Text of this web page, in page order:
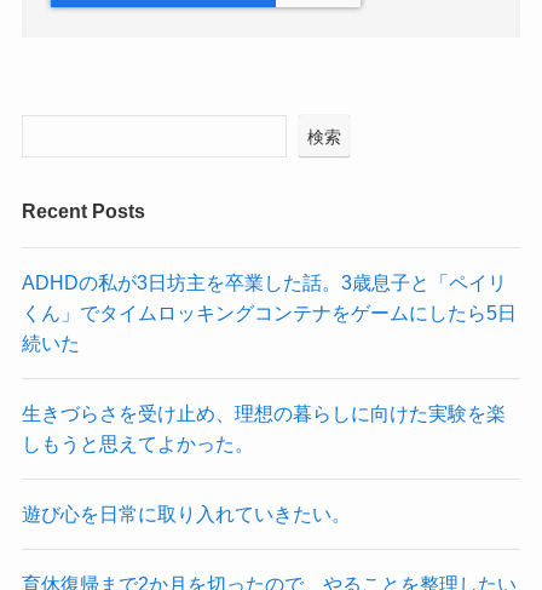
検索
Recent Posts
ADHDの私が3日坊主を卒業した話。3歳息子と「ペイリ
くん」でタイムロッキングコンテナをゲームにしたら5日
続いた
生きづらさを受け止め、理想の暮らしに向けた実験を楽
しもうと思えてよかった。
遊び心を日常に取り入れていきたい。
育休復帰まで2か月を切ったので、やることを整理したい